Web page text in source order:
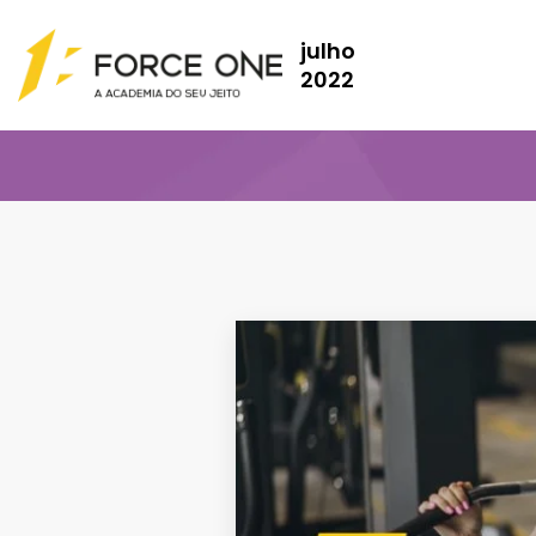
julho
2022